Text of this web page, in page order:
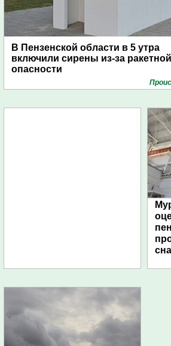
В Пензенской области в 5 утра
включили сирены из-за ракетной
опасности